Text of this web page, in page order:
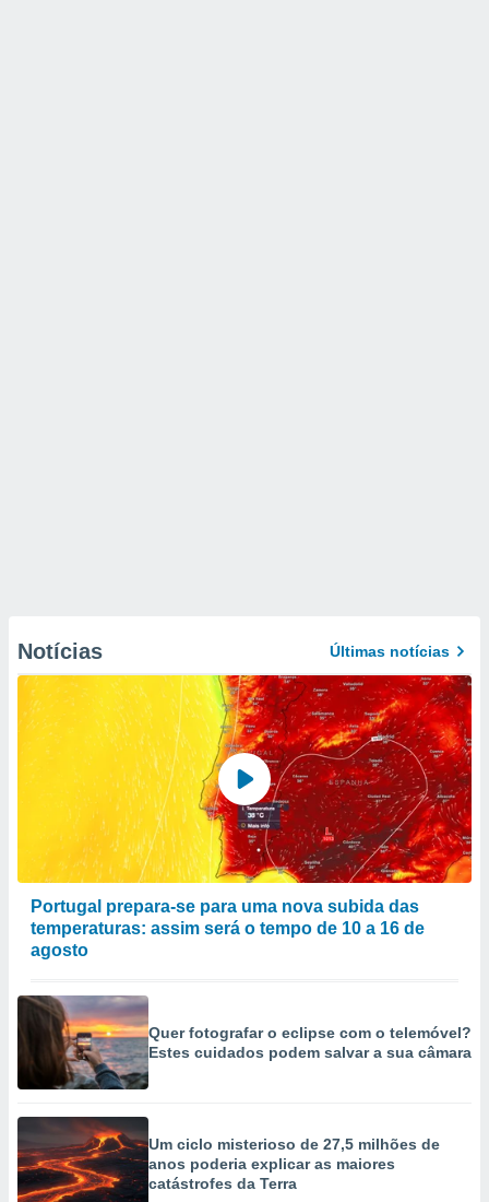
Notícias Últimas notícias
Portugal prepara-se para uma nova subida das
temperaturas: assim será o tempo de 10 a 16 de
agosto
Quer fotografar o eclipse com o telemóvel?
Estes cuidados podem salvar a sua câmara
Um ciclo misterioso de 27,5 milhões de
anos poderia explicar as maiores
catástrofes da Terra